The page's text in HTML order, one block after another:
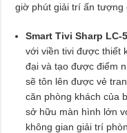
giờ phút giải trí ấn tượng
Smart Tivi Sharp LC-
với viền tivi được thiết
đại và tạo được điểm
sẽ tôn lên được vẻ
căn phòng khách của
sở hữu màn hình lớn
không gian giải trí